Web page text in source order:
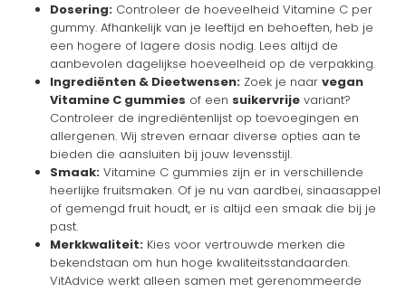
Dosering: Controleer de hoeveelheid Vitamine C per
gummy. Afhankelijk van je leeftijd en behoeften, heb je
een hogere of lagere dosis nodig. Lees altijd de
aanbevolen dagelijkse hoeveelheid op de verpakking.
Ingrediënten & Dieetwensen: Zoek je naar vegan
Vitamine C gummies of een suikervrije variant?
Controleer de ingrediëntenlijst op toevoegingen en
allergenen. Wij streven ernaar diverse opties aan te
bieden die aansluiten bij jouw levensstijl.
Smaak: Vitamine C gummies zijn er in verschillende
heerlijke fruitsmaken. Of je nu van aardbei, sinaasappel
of gemengd fruit houdt, er is altijd een smaak die bij je
past.
Merkkwaliteit: Kies voor vertrouwde merken die
bekendstaan om hun hoge kwaliteitsstandaarden.
VitAdvice werkt alleen samen met gerenommeerde